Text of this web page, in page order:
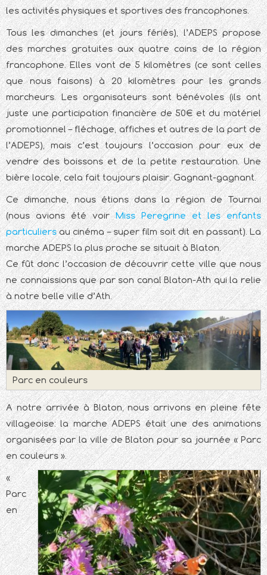
les activités physiques et sportives des francophones.
Tous les dimanches (et jours fériés), l’ADEPS propose
des marches gratuites aux quatre coins de la région
francophone. Elles vont de 5 kilomètres (ce sont celles
que nous faisons) à 20 kilomètres pour les grands
marcheurs. Les organisateurs sont bénévoles (ils ont
juste une participation financière de 50€ et du matériel
promotionnel – fléchage, affiches et autres de la part de
l’ADEPS), mais c’est toujours l’occasion pour eux de
vendre des boissons et de la petite restauration. Une
bière locale, cela fait toujours plaisir. Gagnant-gagnant.
Ce dimanche, nous étions dans la région de Tournai
(nous avions été voirMiss Peregrine et les enfants
particuliersau cinéma – super film soit dit en passant). La
marche ADEPS la plus proche se situait à Blaton.
Ce fût donc l’occasion de découvrir cette ville que nous
ne connaissions que par son canal Blaton-Ath qui la relie
à notre belle ville d’Ath.
Parc en couleurs
A notre arrivée à Blaton, nous arrivons en pleine fête
villageoise: la marche ADEPS était une des animations
organisées par la ville de Blaton pour sa journée « Parc
en couleurs ».
«
Parc
en